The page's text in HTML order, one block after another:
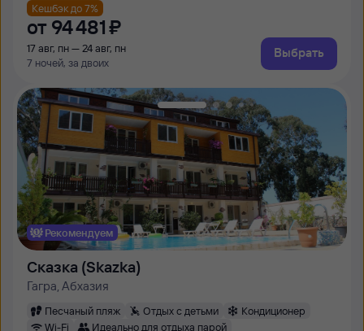
Кешбэк до 7%
от 94 ⁠481 ⁠₽
17 авг, пн — 24 авг, пн
7 ночей, за двоих
Выбрать
Рекомендуем
Сказка (Skazka)
Гагра, Абхазия
Песчаный пляж Отдых с детьми
Кондиционер
Wi-Fi
Идеально для отдыха парой